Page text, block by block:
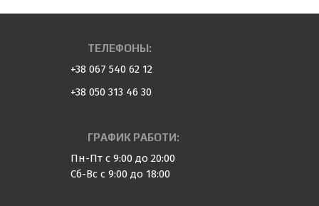
ТЕЛЕФОНЫ:
+38 067 540 62 12
+38 050 313 46 30
ГРАФИК РАБОТИ:
Пн-Пт с 9:00 до 20:00
Сб-Вс с 9:00 до 18:00